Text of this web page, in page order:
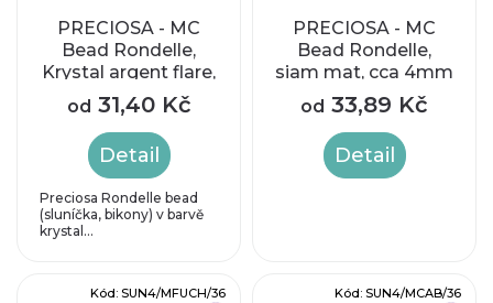
PRECIOSA - MC
Bead Rondelle,
Krystal argent flare,
cca 3,6 x 4,1 mm
od 31,40 Kč
Detail
Preciosa Rondelle bead
(sluníčka, bikony) v barvě
krystal...
PRECIOSA - MC
Bead Rondelle,
siam mat, cca 4mm
od 33,89 Kč
Detail
Kód: SUN4/MFUCH/36 Kód: SUN4/MCAB/36